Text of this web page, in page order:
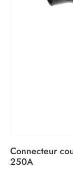
Connecteur
250A